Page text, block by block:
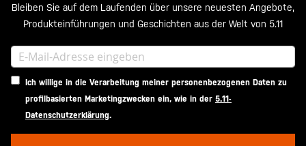
Bleiben Sie auf dem Laufenden über unsere neuesten Angebote,
Produkteinführungen und Geschichten aus der Welt von 5.11
Ich willige in die Verarbeitung meiner personenbezogenen Daten zu
profilbasierten Marketingzwecken ein, wie in der 5.11-
Datenschutzerklärung.